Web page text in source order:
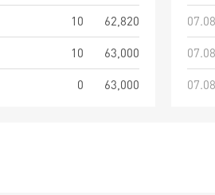
10
62,820
10
63,000
0 63,000